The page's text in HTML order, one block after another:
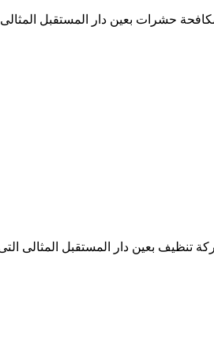
حشرات بعين دار المستقبل
تنظيف بعين دار المستقبل المثالى